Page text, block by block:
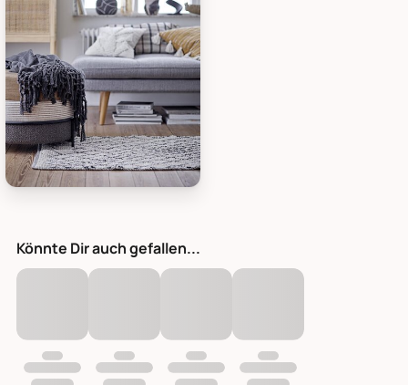
Könnte Dir auch gefallen...